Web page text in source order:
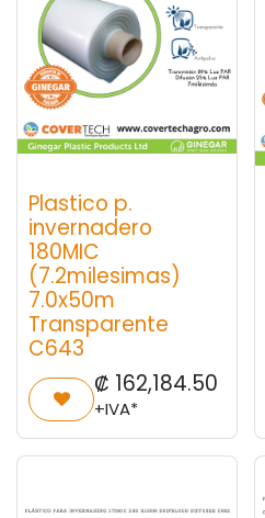
Plastico p.
invernadero
180MIC
(7.2milesimas)
7.0x50m
Transparente
C643
₡ 162,184.50
+IVA*